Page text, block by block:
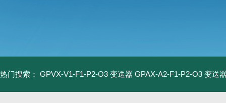
热门搜索： GPVX-V1-F1-P2-O3 变送器 GPAX-A2-F1-P2-O3 变送